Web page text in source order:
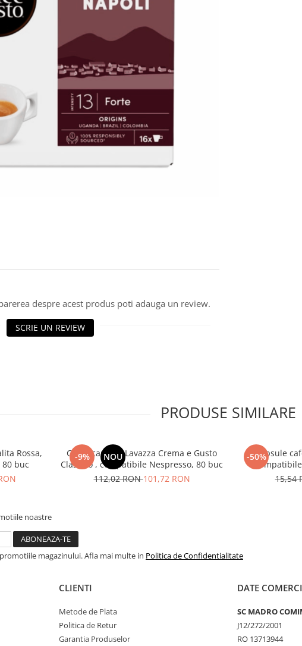
despre acest produs poti adauga un review.
SCRIE UN REVIEW
PRODUSE SIMILARE
Rossa,
80 buc
-9% NOU
Cafea capsule Lavazza Crema e Gusto
Classico , compatibile Nespresso, 80 buc
112,02 RON101,72 RON
-50%
Capsule
15,54
noastre
magazinului. Afla mai multe in Politica de Confidentialitate
CLIENTI
Metode de Plata
Politica de Retur
Garantia Produselor
DATE
SC MADRO
J12/272/2001
RO 13713944